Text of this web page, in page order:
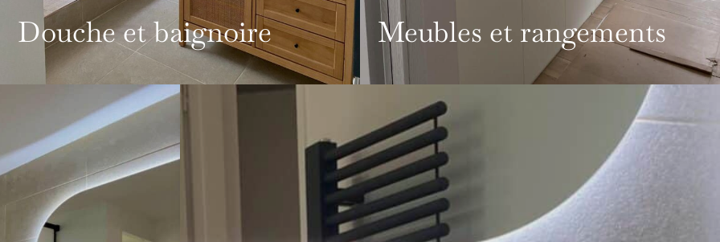
Douche et baignoire Meubles et rangements